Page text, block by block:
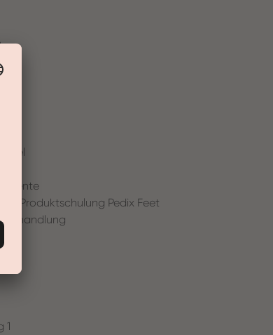
Produktschulung Pedix Feet
Behandlung
1